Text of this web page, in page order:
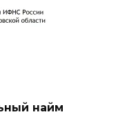
найм